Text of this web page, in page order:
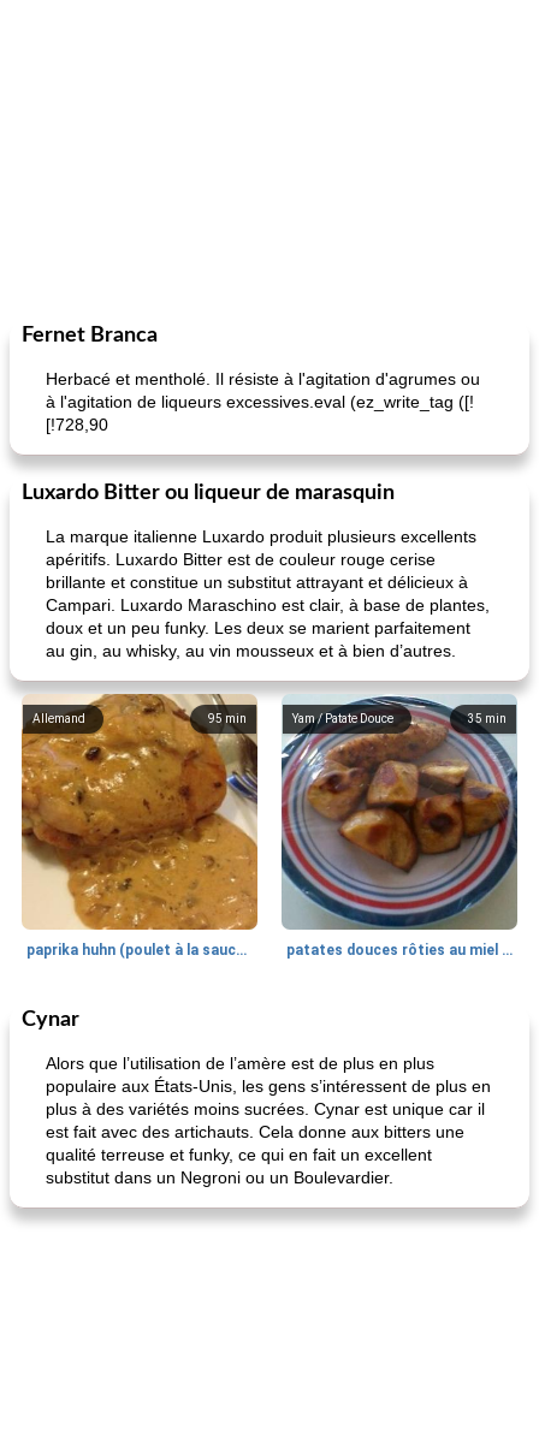
Fernet Branca
Herbacé et mentholé. Il résiste à l'agitation d'agrumes ou
à l'agitation de liqueurs excessives.eval (ez_write_tag ([!
[!728,90
Luxardo Bitter ou liqueur de marasquin
La marque italienne Luxardo produit plusieurs excellents
apéritifs. Luxardo Bitter est de couleur rouge cerise
brillante et constitue un substitut attrayant et délicieux à
Campari. Luxardo Maraschino est clair, à base de plantes,
doux et un peu funky. Les deux se marient parfaitement
au gin, au whisky, au vin mousseux et à bien d’autres.
95 min
Allemand
paprika huhn (poulet à la sauce paprika).
35 min
Yam / Patate Douce
patates douces rôties au miel / kumara
Petit déjeuner et brunch
Cynar
Alors que l’utilisation de l’amère est de plus en plus
populaire aux États-Unis, les gens s’intéressent de plus en
plus à des variétés moins sucrées. Cynar est unique car il
est fait avec des artichauts. Cela donne aux bitters une
qualité terreuse et funky, ce qui en fait un excellent
substitut dans un Negroni ou un Boulevardier.